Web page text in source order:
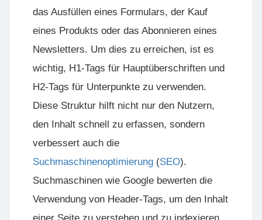
das Ausfüllen eines Formulars, der Kauf
eines Produkts oder das Abonnieren eines
Newsletters. Um dies zu erreichen, ist es
wichtig, H1-Tags für Hauptüberschriften und
H2-Tags für Unterpunkte zu verwenden.
Diese Struktur hilft nicht nur den Nutzern,
den Inhalt schnell zu erfassen, sondern
verbessert auch die
Suchmaschinenoptimierung (SEO).
Suchmaschinen wie Google bewerten die
Verwendung von Header-Tags, um den Inhalt